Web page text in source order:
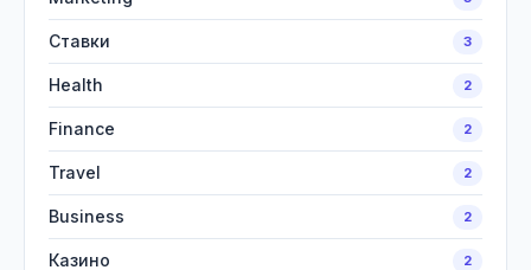
Ставки 3
Health 2
Finance 2
Travel 2
Business 2
Казино 2